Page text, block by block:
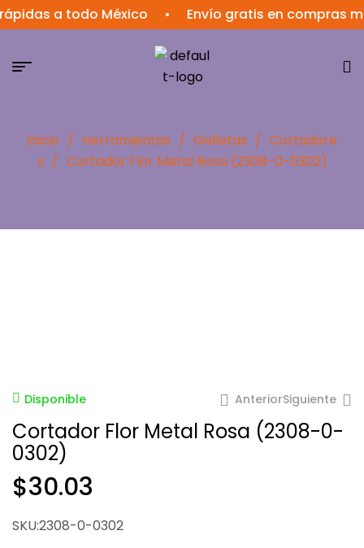
a todo México • Envío gratis en compras
Inicio / Herramientas / Galletas / Cortadore
s / Cortador Flor Metal Rosa (2308-0-0302)
Disponible AnteriorSiguiente
Cortador Flor Metal Rosa (2308-0-
0302)
$30.03
SKU:2308-0-0302